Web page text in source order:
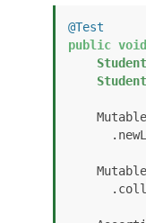
@Test
public void
Student
Student